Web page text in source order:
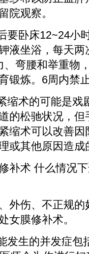
院观察。
卧床12~24小
液坐浴，每天
弯腰和举重物
锻炼。6周内禁
术的可能是戏
的松驰状况，
缩术可以改善
或其他原因造成
术 什么情况下
伤、不正规的
女膜修补术。
生的并发症包